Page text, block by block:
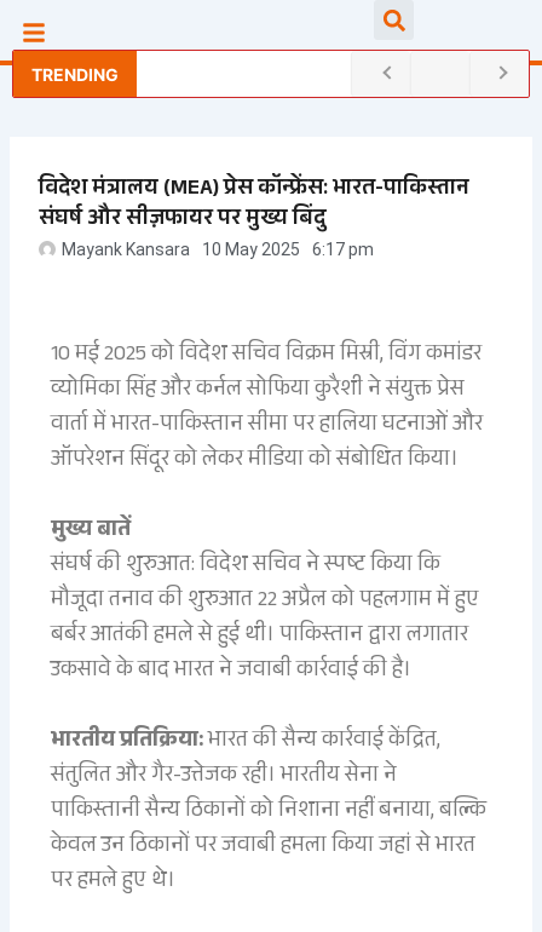
contentTRENDING
विदेश मंत्रालय (MEA) प्रेस कॉन्फ्रेंस: भारत-पाकिस्तान
संघर्ष और सीज़फायर पर मुख्य बिंदु
Mayank Kansara 10 May 2025 6:17 pm
10 मई 2025 को विदेश सचिव विक्रम मिस्री, विंग कमांडर
व्योमिका सिंह और कर्नल सोफिया कुरैशी ने संयुक्त प्रेस
वार्ता में भारत-पाकिस्तान सीमा पर हालिया घटनाओं और
ऑपरेशन सिंदूर को लेकर मीडिया को संबोधित किया।
मुख्य बातें
संघर्ष की शुरुआत: विदेश सचिव ने स्पष्ट किया कि
मौजूदा तनाव की शुरुआत 22 अप्रैल को पहलगाम में हुए
बर्बर आतंकी हमले से हुई थी। पाकिस्तान द्वारा लगातार
उकसावे के बाद भारत ने जवाबी कार्रवाई की है।
भारतीय प्रतिक्रिया:भारत की सैन्य कार्रवाई केंद्रित,
संतुलित और गैर-उत्तेजक रही। भारतीय सेना ने
पाकिस्तानी सैन्य ठिकानों को निशाना नहीं बनाया, बल्कि
केवल उन ठिकानों पर जवाबी हमला किया जहां से भारत
पर हमले हुए थे।